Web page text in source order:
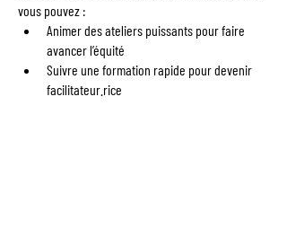
vous pouvez :
Animer des ateliers puissants pour faire
avancer l’équité
Suivre une formation rapide pour devenir
facilitateur.rice